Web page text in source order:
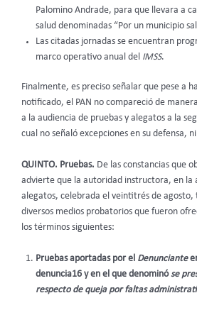
Palomino Andrade, para que llevara a
salud denominadas “Por un municipio
Las citadas jornadas se encuentran
marco operativo anual del IMSS.
Finalmente, es preciso señalar que pese a
notificado, el PAN no compareció de
a la audiencia de pruebas y alegatos a la
cual no señaló excepciones en su defensa,
QUINTO. Pruebas. De las constancias que
advierte que la autoridad instructora, en la
alegatos, celebrada el veintitrés de agosto,
diversos medios probatorios que fueron
los términos siguientes:
Pruebas aportadas por el Denunciante
denuncia16 y en el que denominóse
respecto de queja por faltas